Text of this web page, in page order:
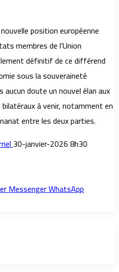
position européenne
membres de l’Union
définitif de ce différend
sous la souveraineté
aucun doute un nouvel élan aux
à venir, notamment en
entre les deux parties.
30-janvier-2026 8h30
MessengerWhatsApp